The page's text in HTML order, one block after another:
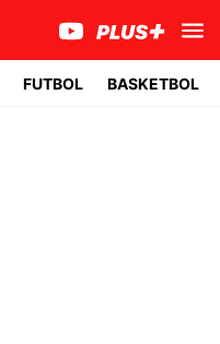
FUTBOL BASKETBOL